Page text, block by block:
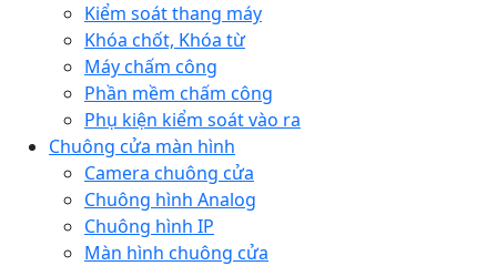
Kiểm soát thang máy
Khóa chốt, Khóa từ
Máy chấm công
Phần mềm chấm công
Phụ kiện kiểm soát vào ra
Chuông cửa màn hình
Camera chuông cửa
Chuông hình Analog
Chuông hình IP
Màn hình chuông cửa